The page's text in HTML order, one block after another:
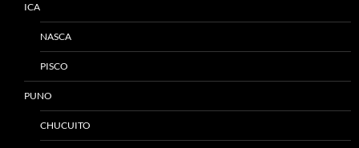
ICA
NASCA
PISCO
PUNO
CHUCUITO